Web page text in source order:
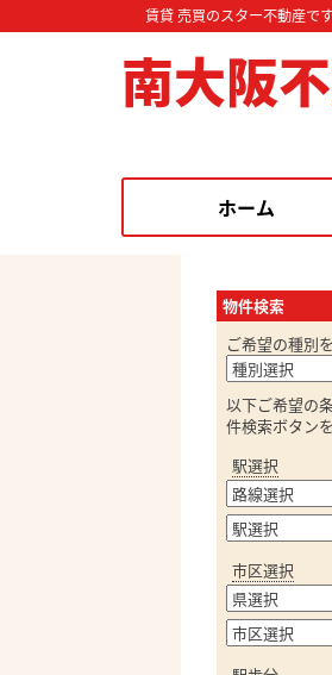
賃貸 売買のスター不動産で
南大阪
ホーム
物件検索
ご希望の種別
以下ご希望の
件検索ボタン
駅選択
市区選択